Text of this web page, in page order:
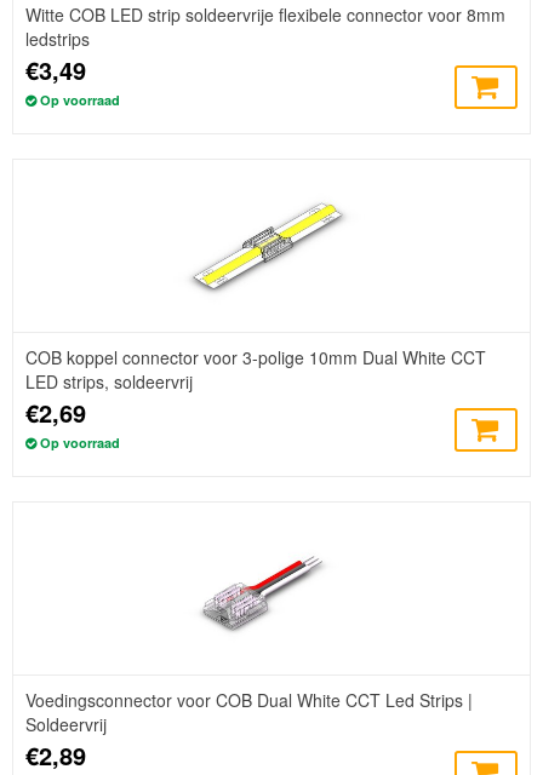
Witte COB LED strip soldeervrije flexibele connector voor 8mm
ledstrips
€3,49
Op voorraad
COB koppel connector voor 3-polige 10mm Dual White CCT
LED strips, soldeervrij
€2,69
Op voorraad
Voedingsconnector voor COB Dual White CCT Led Strips |
Soldeervrij
€2,89